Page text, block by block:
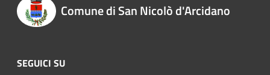
Comune di San Nicolò d'Arcidano
SEGUICI SU